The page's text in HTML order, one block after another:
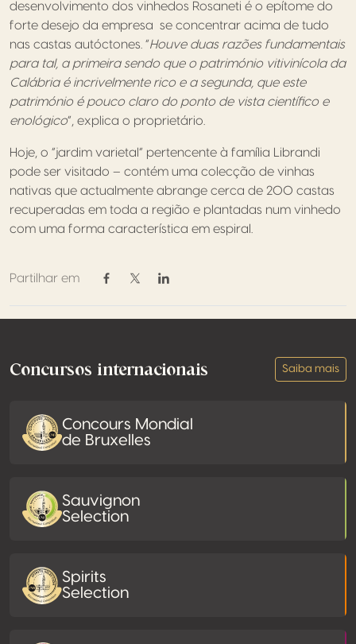
desenvolvimento dos vinhedos Rosaneti é o epítome do
forte desejo da empresa se concentrar acima de tudo
nas castas autóctones. “Houve duas razões fundamentais
para tal, a primeira sendo que o património vitivinícola da
Calábria é incrivelmente rico e a segunda, que este
património é pouco claro do ponto de vista científico e
enológico“, explica o proprietário.
Hoje, o “jardim varietal” pertencente à família Librandi
pode ser visitado – contém uma colecção de vinhas
nativas que actualmente abrange cerca de 200 castas
recuperadas em toda a região e plantadas num vinhedo
com uma forma característica em espiral.
Partilhar em
Partilhar em Facebook
Partilhar em Twitter / X
Partilhar em Linkedin
Footer
Concursos internacionais Saiba mais
Concours Mondial
de Bruxelles
Sauvignon
Selection
Spirits
Selection